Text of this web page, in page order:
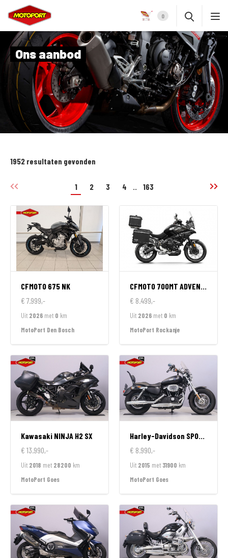
0
Ons aanbod
1952 resultaten gevonden
1 2 3 4 .. 163
CFMOTO 675 NK
€ 7.999,-
Uit 2026 met 0 km
MotoPort Den Bosch
CFMOTO 700MT ADVENTURE GT EDITION
€ 8.499,-
Uit 2026 met 0 km
MotoPort Rockanje
Kawasaki NINJA H2 SX
€ 13.990,-
Uit 2018 met 28200 km
MotoPort Goes
Harley-Davidson SPORTSTER 1200 CUSTOM LIMITED
€ 8.990,-
Uit 2015 met 31900 km
MotoPort Goes